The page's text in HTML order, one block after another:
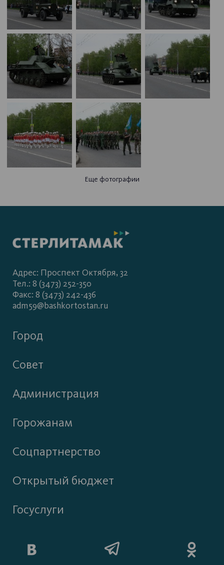
Еще фотографии
Адрес: Проспект Октября, 32
Тел.: 8 (3473) 252-350
Факс: 8 (3473) 242-436
adm59@bashkortostan.ru
Город
Совет
Администрация
Горожанам
Соцпартнерство
Открытый бюджет
Госуслуги